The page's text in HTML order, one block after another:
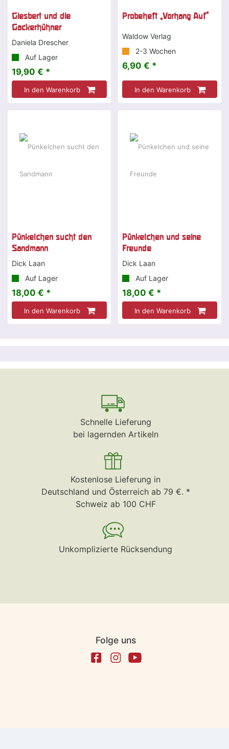
Giesbert und die
Gackerhühner
Daniela Drescher
Auf Lager
19,90 € *
In den Warenkorb
Probeheft „Vorhang Auf"
Waldow Verlag
2-3 Wochen
6,90 € *
In den Warenkorb
Pünkelchen sucht den
Sandmann
Dick Laan
Auf Lager
18,00 € *
In den Warenkorb
Pünkelchen und seine
Freunde
Dick Laan
Auf Lager
18,00 € *
In den Warenkorb
Schnelle Lieferung
bei lagernden Artikeln
Kostenlose Lieferung in
Deutschland und Österreich ab 79 €. *
Schweiz ab 100 CHF
Unkomplizierte Rücksendung
Folge uns